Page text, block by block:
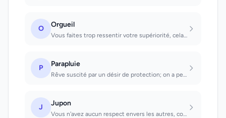
O Orgueil
Vous faites trop ressentir votre supériorité, cela ne vous attire pas d'amis
P Parapluie
Rêve suscité par un désir de protection; on a peur qu'une existence paisible soi...
J Jupon
Vous n'avez aucun respect envers les autres, corrigez vous